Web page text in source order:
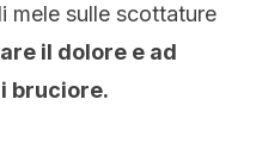
mele sulle scottature
il dolore e ad
bruciore.